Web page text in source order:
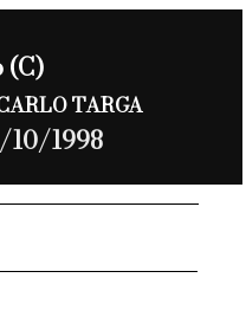
(C)
TARGA
10/1998